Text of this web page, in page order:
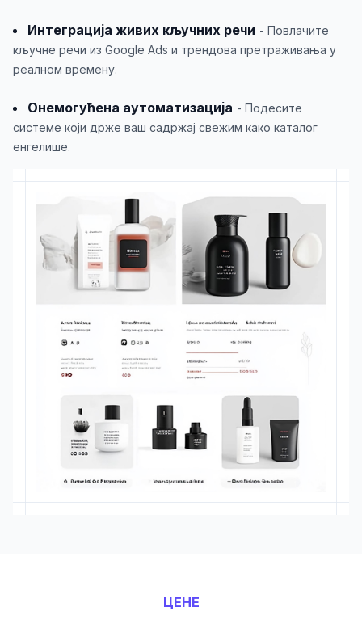
Интеграција живих кључних речи - Повлачите
кључне речи из Google Ads и трендова претраживања у
реалном времену.
Онемогућена аутоматизација - Подесите
системе који држе ваш садржај свежим како каталог
енгелише.
ЦЕНЕ